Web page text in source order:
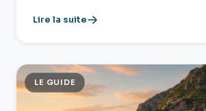
Lire la suite
LE GUIDE